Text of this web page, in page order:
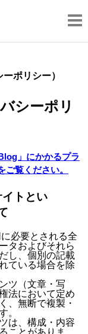
ポリシー）
シーポリ
」にかかるプラ
覧ください。
トとい
必要とされる全
タおよびそれら
し、個別の記載
ている場合を除
ツ（文章・写
法において定め
、無断で複製・
。
は、構成・内容